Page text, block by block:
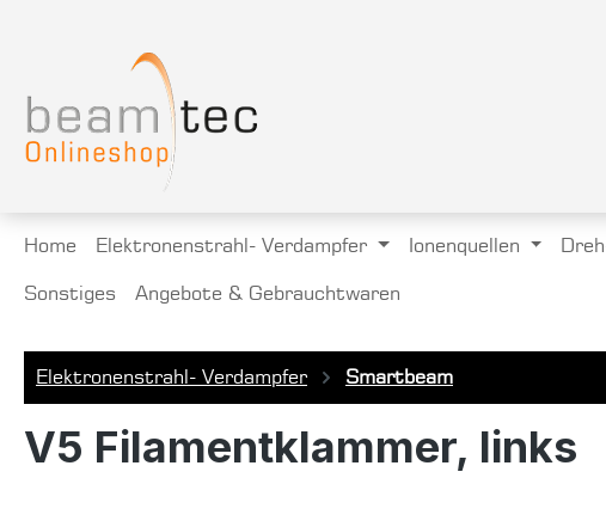
Home Elektronenstrahl- Verdampfer Ionenquellen
Sonstiges Angebote & Gebrauchtwaren
Elektronenstrahl- Verdampfer Smartbeam
V5 Filamentklammer, links